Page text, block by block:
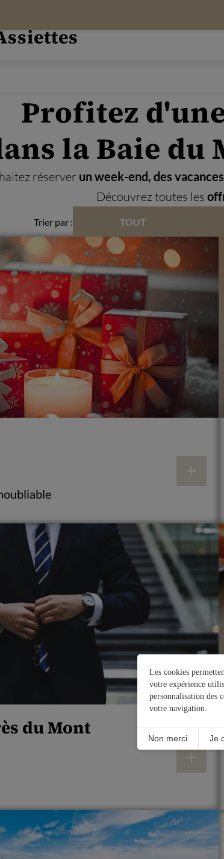
Profitez
la Baie du
réserver un week-end, des
Découvrez toutes les
Trier par : TOUT
du Mont
Les cookies
votre expérience
personnalisation des
votre navigation.
Non merci Je